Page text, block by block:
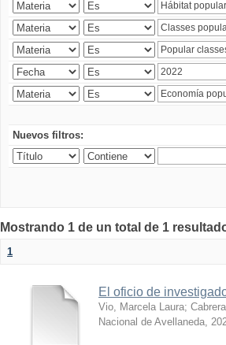
Nuevos filtros:
Mostrando 1 de un total de 1
1
El oficio de
Vio, Marcela Laura;
Nacional de Avellaneda,